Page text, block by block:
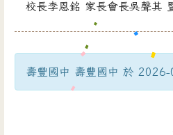
校長李恩銘 家長會長吳聲其
壽豐國中 壽豐國中 於